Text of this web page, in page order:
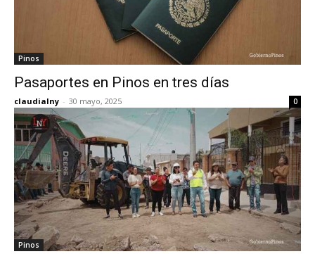
Pinos
Pasaportes en Pinos en tres días
claudialny - 30 mayo, 2025 0
Pinos